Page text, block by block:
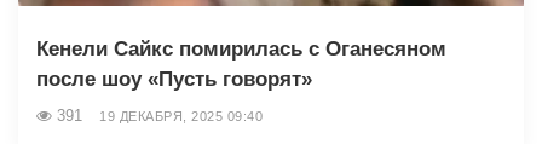
Кенели Сайкс помирилась с Оганесяном
после шоу «Пусть говорят»
391 19 ДЕКАБРЯ, 2025 09:40